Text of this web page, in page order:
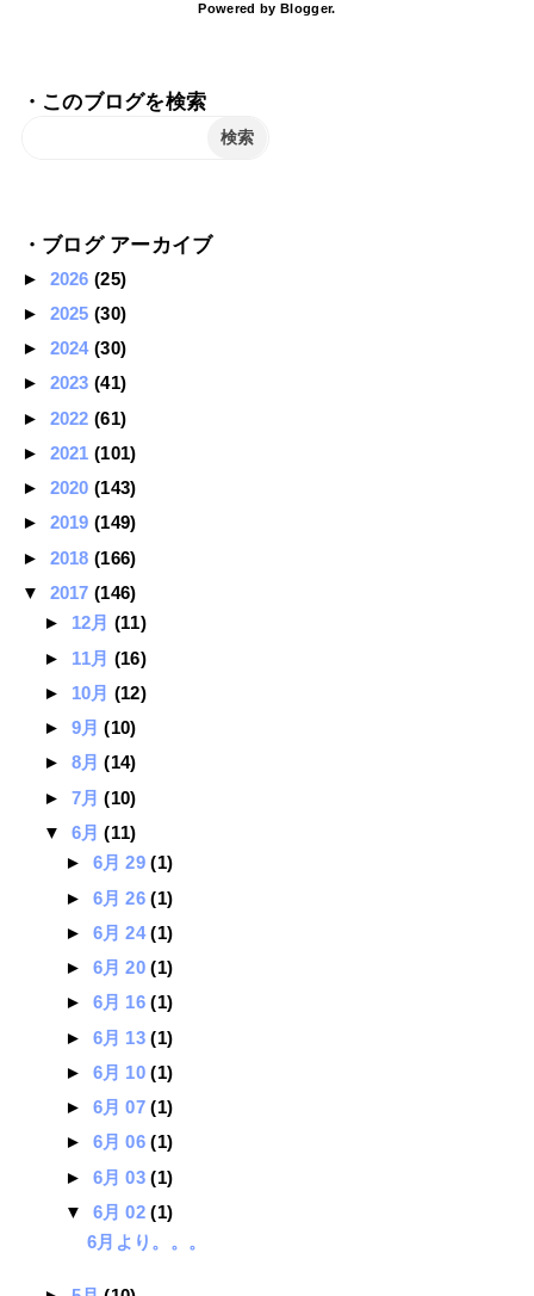
Powered by Blogger.
・このブログを検索
・ブログ アーカイブ
► 2026(25)
► 2025(30)
► 2024(30)
► 2023(41)
► 2022(61)
► 2021(101)
► 2020(143)
► 2019(149)
► 2018(166)
▼ 2017(146)
► 12月 (11)
► 11月 (16)
► 10月 (12)
► 9月(10)
► 8月(14)
► 7月(10)
▼ 6月(11)
► 6月 29(1)
► 6月 26(1)
► 6月 24(1)
► 6月 20(1)
► 6月 16(1)
► 6月 13(1)
► 6月 10(1)
► 6月 07(1)
► 6月 06(1)
► 6月 03(1)
▼ 6月 02(1)
6月より。。。